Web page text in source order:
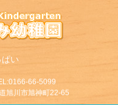
ぱい
66-5099
旭神町22-65